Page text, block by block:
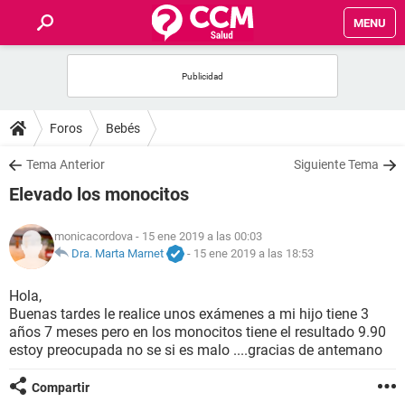
MENU
FOROS
SALUD
NUTRICIÓN
BIENESTAR
SEXUALIDAD
GLOSARIO
Foros Bebés
Tema Anterior Siguiente Tema
Elevado los monocitos
monicacordova - 15 ene 2019 a las 00:03
Dra. Marta Marnet
- 15 ene 2019 a las 18:53
Hola,
Buenas tardes le realice unos exámenes a mi hijo tiene 3
años 7 meses pero en los monocitos tiene el resultado 9.90
estoy preocupada no se si es malo ....gracias de antemano
Compartir